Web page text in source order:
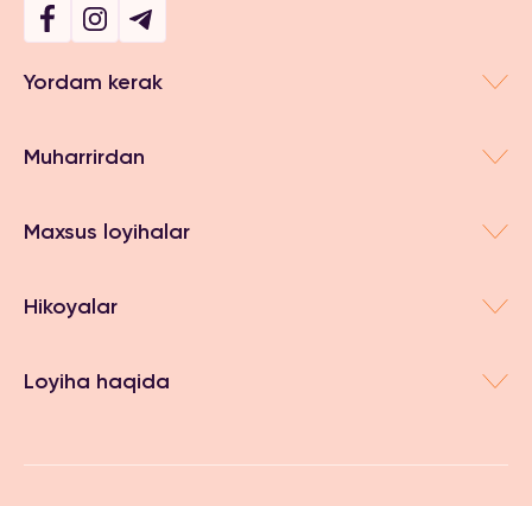
Yordam kerak
Muharrirdan
Maxsus loyihalar
Hikoyalar
Loyiha haqida